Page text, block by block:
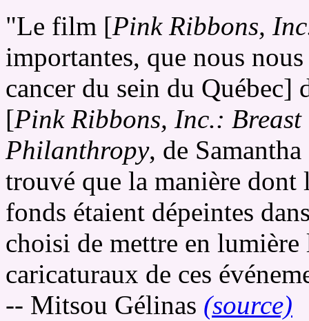
"Le film [Pink Ribbons,
importantes, que nous
cancer du sein du
[Pink Ribbons, Inc.:
Philanthropy, de
trouvé que la manière dont
fonds étaient dépeintes
choisi de mettre en lumière
caricaturaux de ces
-- Mitsou Gélinas (source)